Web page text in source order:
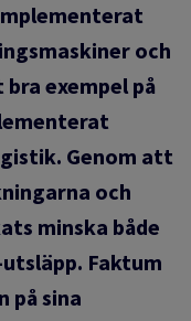
och
exempel på
Genom att
och
minska både
Faktum
på sina